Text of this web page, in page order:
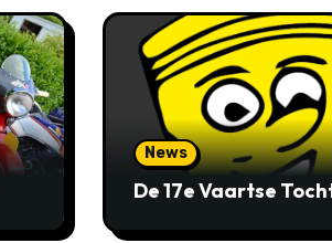
News
De 17e Vaartse